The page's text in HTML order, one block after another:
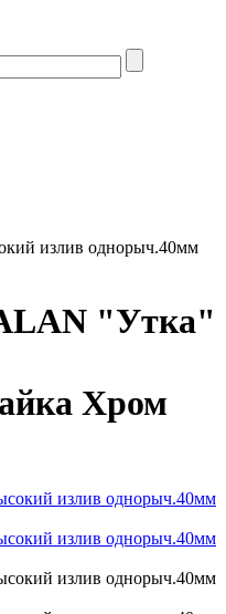
излив однорыч.40мм
"Утка"
Хром